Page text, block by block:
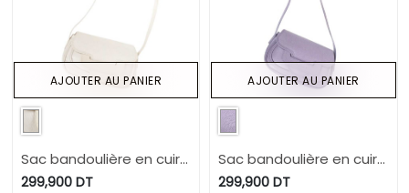
Sac bandoulière en cuir -
SAGHIRA
299,900DT
AJOUTER AU PANIER
Sac bandoulière en cuir -
SAGHIRA
299,900 DT
AJOUTER AU PANIER